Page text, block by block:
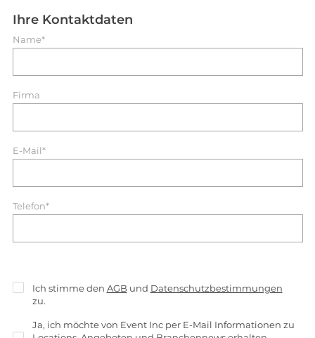
Ihre Kontaktdaten
Name*
Firma
E-Mail*
Telefon*
Ich stimme den AGB und Datenschutzbestimmungen
zu.
Ja, ich möchte von Event Inc per E-Mail Informationen zu